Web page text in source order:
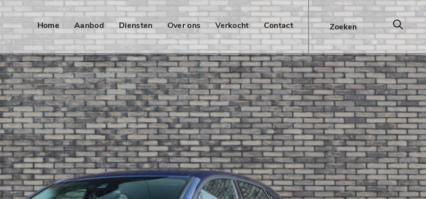
Home Aanbod Diensten Over ons Verkocht Contact